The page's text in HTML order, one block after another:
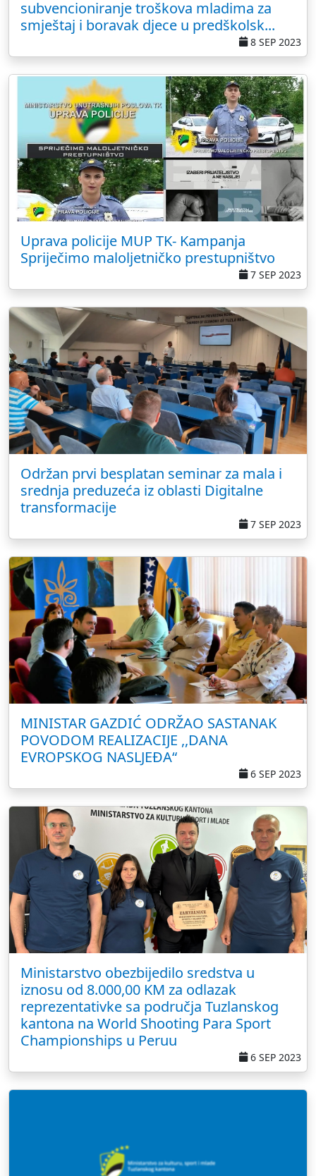
subvencioniranje troškova mladima za
smještaj i boravak djece u predškolsk...
8 SEP 2023
Uprava policije MUP TK- Kampanja
Spriječimo maloljetničko prestupništvo
7 SEP 2023
Održan prvi besplatan seminar za mala i
srednja preduzeća iz oblasti Digitalne
transformacije
7 SEP 2023
MINISTAR GAZDIĆ ODRŽAO SASTANAK
POVODOM REALIZACIJE ,,DANA
EVROPSKOG NASLJEĐA“
6 SEP 2023
Ministarstvo obezbijedilo sredstva u
iznosu od 8.000,00 KM za odlazak
reprezentativke sa područja Tuzlanskog
kantona na World Shooting Para Sport
Championships u Peruu
6 SEP 2023